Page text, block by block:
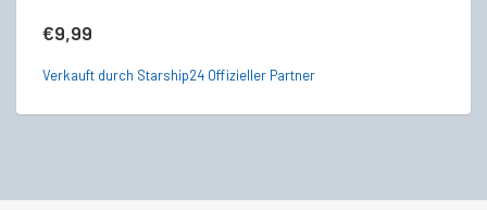
€9,99
Verkauft durch Starship24 Offizieller Partner